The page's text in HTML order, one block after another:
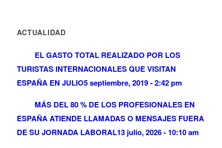
ACTUALIDAD
EL GASTO TOTAL REALIZADO POR LOS
TURISTAS INTERNACIONALES QUE VISITAN
ESPAÑA EN JULIO5 septiembre, 2019 - 2:42 pm
MÁS DEL 80 % DE LOS PROFESIONALES EN
ESPAÑA ATIENDE LLAMADAS O MENSAJES FUERA
DE SU JORNADA LABORAL13 julio, 2026 - 10:10 am